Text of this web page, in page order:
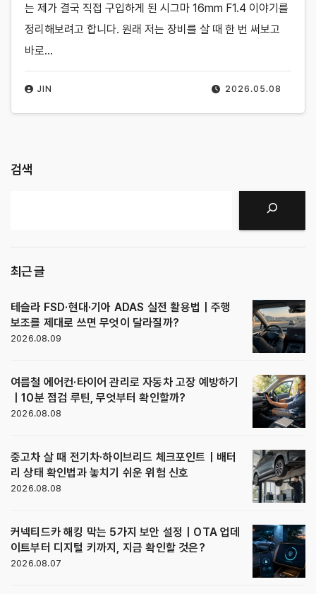
2026.05.08
JIN
는 제가 결국 직접 구입하게 된 시그마 16mm F1.4 이야기를
정리해보려고 합니다. 원래 저는 장비를 살 때 한 번 써보고
바로…
검색
최근 글
테슬라 FSD·현대·기아 ADAS 실전 활용법｜주행
보조를 제대로 쓰면 무엇이 달라질까?
2026.08.09
여름철 에어컨·타이어 관리로 자동차 고장 예방하기
｜10분 점검 루틴, 무엇부터 확인할까?
2026.08.08
중고차 살 때 전기차·하이브리드 체크포인트｜배터
리 상태 확인법과 놓치기 쉬운 위험 신호
2026.08.08
커넥티드카 해킹 막는 5가지 보안 설정｜OTA 업데
이트부터 디지털 키까지, 지금 확인할 것은?
2026.08.07